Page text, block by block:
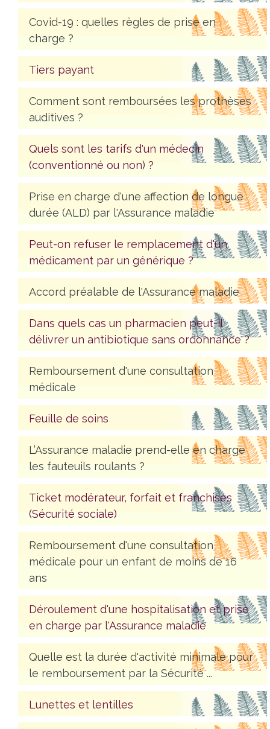
Covid-19 : quelles règles de prise en
charge ?
Tiers payant
Comment sont remboursées les prothèses
auditives ?
Quels sont les tarifs d'un médecin
(conventionné ou non) ?
Prise en charge d'une affection de longue
durée (ALD) par l'Assurance maladie
Peut-on refuser le remplacement d'un
médicament par un générique ?
Accord préalable de l'Assurance maladie
Dans quels cas un pharmacien peut-il
délivrer un antibiotique sans ordonnance ?
Remboursement d'une consultation
médicale
Feuille de soins
L’Assurance maladie prend-elle en charge
les fauteuils roulants ?
Ticket modérateur, forfait et franchises
(Sécurité sociale)
Remboursement d'une consultation
médicale pour un enfant de moins de 16
ans
Déroulement d'une hospitalisation et prise
en charge par l'Assurance maladie
Quelle est la durée d'activité minimale pour
le remboursement par la Sécurité ...
Lunettes et lentilles